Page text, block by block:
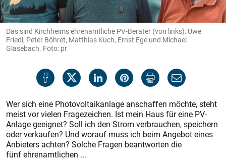
Das sind Kirchheims ehrenamtliche PV-Berater (von links): Uwe
Friedl, Peter Böhret, Matthias Kuch, Ernst Ege und Michael
Glasebach. Foto: pr
Wer sich eine Photovoltaikanlage anschaffen möchte, steht
meist vor vielen Fragezeichen. Ist mein Haus für eine PV-
Anlage geeignet? Soll ich den Strom verbrauchen, speichern
oder verkaufen? Und worauf muss ich beim Angebot eines
Anbieters achten? Solche Fragen beantworten die
fünf ehrenamtlichen ...